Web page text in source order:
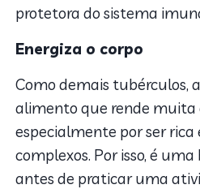
protetora do sistema
Energiza o corpo
Como demais tubérculos,
alimento que rende muita
especialmente por ser
complexos. Por isso, é
antes de praticar uma